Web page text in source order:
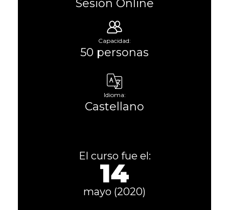
Sesión Online
Capacidad:
50 personas
Idioma:
Castellano
El curso fue el:
14
mayo (2020)